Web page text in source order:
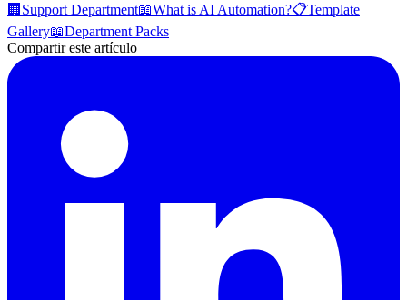
🏢 Support Department📖What is AI Automation?📋Template
Gallery📖Department Packs
Compartir este artículo